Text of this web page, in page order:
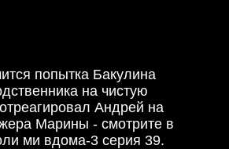
попытка Бакулина
на чистую
Андрей на
Марины - смотрите в
ми вдома-3 серия 39.